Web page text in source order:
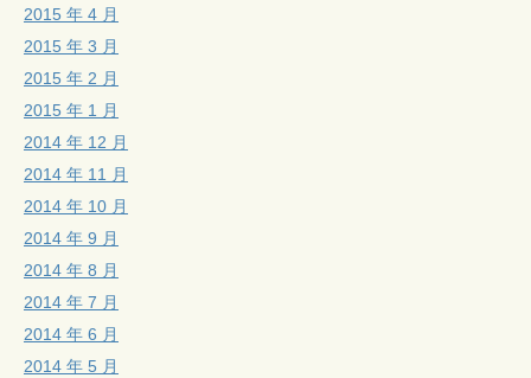
2015 年 4 月
2015 年 3 月
2015 年 2 月
2015 年 1 月
2014 年 12 月
2014 年 11 月
2014 年 10 月
2014 年 9 月
2014 年 8 月
2014 年 7 月
2014 年 6 月
2014 年 5 月